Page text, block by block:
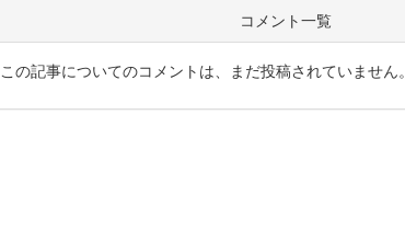
コメント一覧
この記事についてのコメントは、まだ投稿されていません。